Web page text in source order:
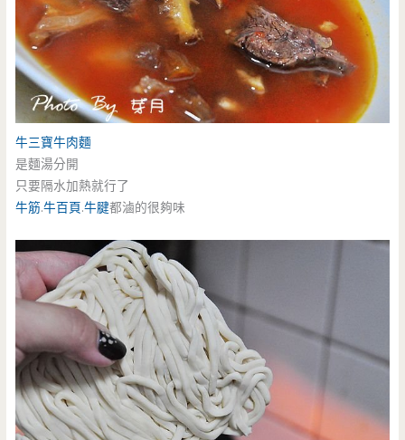
牛三寶牛肉麵
是麵湯分開
只要隔水加熱就行了
牛筋.牛百頁.牛腱都滷的很夠味